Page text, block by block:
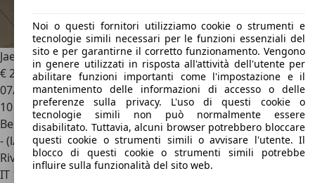
Jaecoo J71.6 TGDI 7DCT SELECT ANCHE GPL
€ 23.8901
07/2026
10 km
Benzina
- (l/100 km)
Rivenditore
IT 10123
Noi o questi fornitori utilizziamo cookie o strumenti e
tecnologie simili necessari per le funzioni essenziali del
sito e per garantirne il corretto funzionamento. Vengono
in genere utilizzati in risposta all'attività dell'utente per
abilitare funzioni importanti come l'impostazione e il
mantenimento delle informazioni di accesso o delle
preferenze sulla privacy. L'uso di questi cookie o
tecnologie simili non può normalmente essere
disabilitato. Tuttavia, alcuni browser potrebbero bloccare
questi cookie o strumenti simili o avvisare l'utente. Il
blocco di questi cookie o strumenti simili potrebbe
influire sulla funzionalità del sito web.